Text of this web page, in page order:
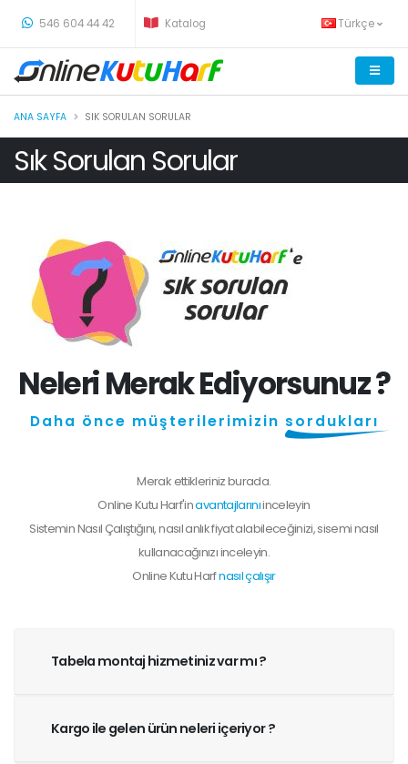
546 604 44 42 Katalog Türkçe
ANA SAYFA SIK SORULAN SORULAR
Sık Sorulan Sorular
Neleri Merak Ediyorsunuz ?
Daha önce müşterilerimizin sordukları
Merak ettikleriniz burada.
Online Kutu Harf'inavantajlarınıinceleyin
Sistemin Nasıl Çalıştığını, nasıl anlık fiyat alabileceğinizi, sisemi nasıl
kullanacağınızı inceleyin.
Online Kutu Harfnasıl çalışır
Tabela montaj hizmetiniz var mı ?
Kargo ile gelen ürün neleri içeriyor ?